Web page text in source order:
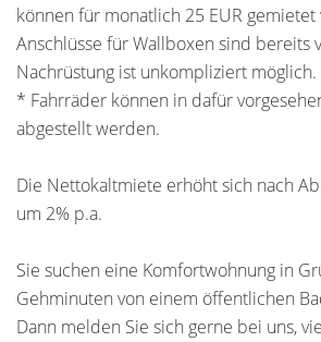
können für monatlich 25 EUR
Anschlüsse für Wallboxen sind bereits
Nachrüstung ist unkompliziert möglich.
* Fahrräder können in dafür
abgestellt werden.
Die Nettokaltmiete erhöht sich nach
um 2% p.a.
Sie suchen eine Komfortwohnung in
Gehminuten von einem öffentlichen
Dann melden Sie sich gerne bei uns,